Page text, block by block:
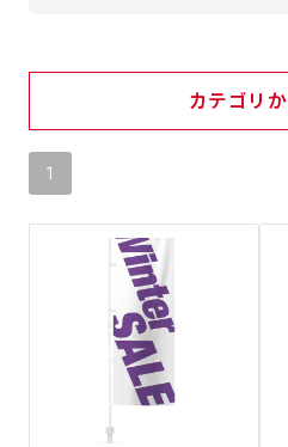
カテゴリ
1